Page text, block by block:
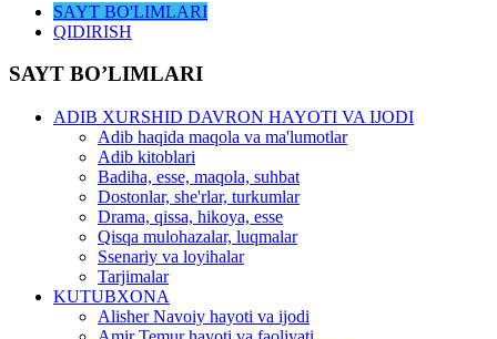
SAYT BO'LIMLARI
QIDIRISH
SAYT BO’LIMLARI
ADIB XURSHID DAVRON HAYOTI VA IJODI
Adib haqida maqola va ma'lumotlar
Adib kitoblari
Badiha, esse, maqola, suhbat
Dostonlar, she'rlar, turkumlar
Drama, qissa, hikoya, esse
Qisqa mulohazalar, luqmalar
Ssenariy va loyihalar
Tarjimalar
KUTUBXONA
Alisher Navoiy hayoti va ijodi